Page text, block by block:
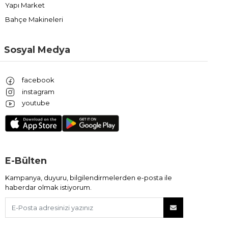
Yapı Market
Bahçe Makineleri
Sosyal Medya
facebook
instagram
youtube
E-Bülten
Kampanya, duyuru, bilgilendirmelerden e-posta ile
haberdar olmak istiyorum.